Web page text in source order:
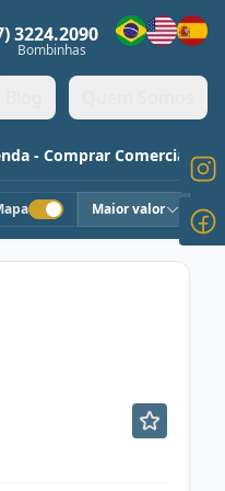
3224.2090
Bombinhas
- Comprar Comercial
Maior valor